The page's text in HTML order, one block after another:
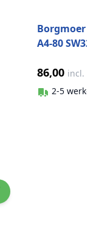
Borgmoer
A4-80 SW32
86,00 incl.
2-5